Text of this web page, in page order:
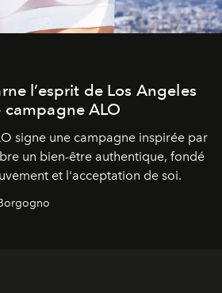
l’esprit de Los Angeles
ALO
signe une campagne inspirée par
un bien-être authentique, fondé
et l'acceptation de soi.